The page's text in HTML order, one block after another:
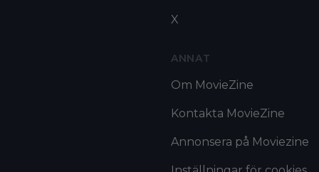
X
ANNAT
Om MovieZine
Kontakta MovieZine
Annonsera på Moviezine